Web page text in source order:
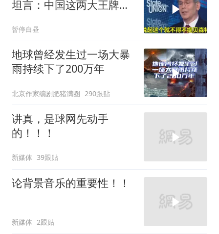
坦言：中国这两大王牌，
暂停白昼
地球曾经发生过一场大暴
雨持续下了200万年
北京作家编剧肥猪满圈 290跟贴
讲真，是球网先动手
的！！！
新媒体 39跟贴
论背景音乐的重要性！！
新媒体 2跟贴